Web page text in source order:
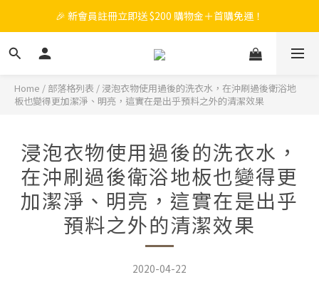
🎉 新會員註冊立即送 $200 購物金＋首購免運！
🎉 新會員註冊立即送 $200 購物金＋首購免運！
🎁 滿 $988 贈  PiPPER鳳梨酵素洗衣精(尤加利)補充包750ml
Home / 部落格列表 / 浸泡衣物使用過後的洗衣水，在沖刷過後衛浴地
板也變得更加潔淨、明亮，這實在是出乎預料之外的清潔效果
浸泡衣物使用過後的洗衣水，
在沖刷過後衛浴地板也變得更
加潔淨、明亮，這實在是出乎
預料之外的清潔效果
2020-04-22